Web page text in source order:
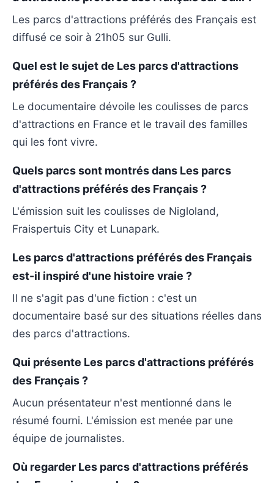
Les parcs d'attractions préférés des Français est
diffusé ce soir à 21h05 sur Gulli.
Quel est le sujet de Les parcs d'attractions
préférés des Français ?
Le documentaire dévoile les coulisses de parcs
d'attractions en France et le travail des familles
qui les font vivre.
Quels parcs sont montrés dans Les parcs
d'attractions préférés des Français ?
L'émission suit les coulisses de Nigloland,
Fraispertuis City et Lunapark.
Les parcs d'attractions préférés des Français
est-il inspiré d'une histoire vraie ?
Il ne s'agit pas d'une fiction : c'est un
documentaire basé sur des situations réelles dans
des parcs d'attractions.
Qui présente Les parcs d'attractions préférés
des Français ?
Aucun présentateur n'est mentionné dans le
résumé fourni. L'émission est menée par une
équipe de journalistes.
Où regarder Les parcs d'attractions préférés